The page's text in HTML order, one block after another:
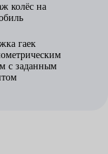
колёс на
гаек
с заданным